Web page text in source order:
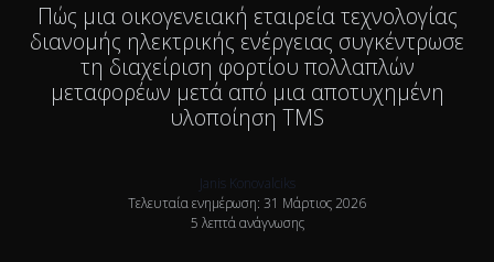
Πώς μια οικογενειακή εταιρεία τεχνολογίας
διανομής ηλεκτρικής ενέργειας συγκέντρωσε
τη διαχείριση φορτίου πολλαπλών
μεταφορέων μετά από μια αποτυχημένη
υλοποίηση TMS
Janis Konovalciks
Τελευταία ενημέρωση: 31 Μάρτιος 2026
5 λεπτά ανάγνωσης